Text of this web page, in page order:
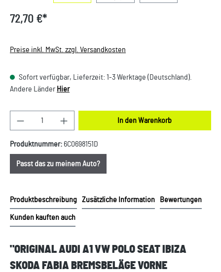
72,70 €*
Preise inkl. MwSt. zzgl. Versandkosten
Sofort verfügbar, Lieferzeit: 1-3 Werktage (Deutschland).
Andere Länder Hier
Produkt Anzahl: Gib den gewünschten Wert ein
In den Warenkorb
Produktnummer: 6C0698151D
Passt das zu meinem Auto?
Produktbeschreibung Zusätzliche Information Bewertungen
Kunden kauften auch
"ORIGINAL AUDI A1 VW POLO SEAT IBIZA
SKODA FABIA BREMSBELÄGE VORNE